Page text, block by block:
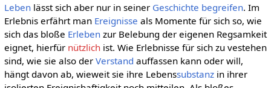
Lebenlässt sich aber nur in seiner Geschichte begreifen. Im
Erlebnis erfährt man Ereignisse als Momente für sich so, wie
sich das bloße Erlebenzur Belebung der eigenen Regsamkeit
eignet, hierfür nützlichist. Wie Erlebnisse für sich zu vestehen
sind, wie sie also der Verstand auffassen kann oder will,
hängt davon ab, wieweit sie ihre Lebenssubstanzin ihrer